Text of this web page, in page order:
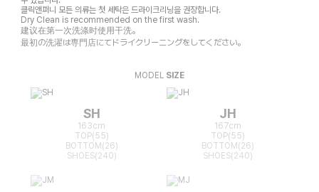
클릭앤퍼니 모든 의류는 첫 세탁은 드라이크리닝을 권장합니다.
Dry Clean is recommended on the first wash.
建议在第一次洗涤时使用干洗。
最初の洗濯は専門店にてドライクリーニングをしてください。
MODEL SIZE
SH
163cm
TOP(55)
BOTTOM(26)
SHOES(240)
JH
167cm
TOP(55)
BOTTOM(26)
SHOES(240)